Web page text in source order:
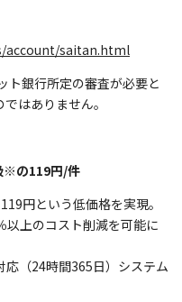
account/saitan.html
ト銀行所定の審査が必要と
はありません。
※の119円/件
円という低価格を実現。
以上のコスト削減を可能に
応（24時間365日）システム